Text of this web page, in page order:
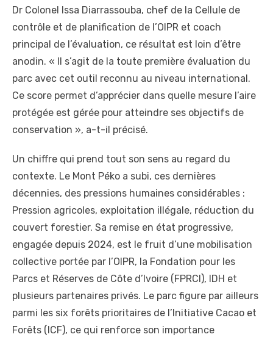
Dr Colonel Issa Diarrassouba, chef de la Cellule de
contrôle et de planification de l’OIPR et coach
principal de l’évaluation, ce résultat est loin d’être
anodin. « Il s’agit de la toute première évaluation du
parc avec cet outil reconnu au niveau international.
Ce score permet d’apprécier dans quelle mesure l’aire
protégée est gérée pour atteindre ses objectifs de
conservation », a-t-il précisé.
Un chiffre qui prend tout son sens au regard du
contexte. Le Mont Péko a subi, ces dernières
décennies, des pressions humaines considérables :
Pression agricoles, exploitation illégale, réduction du
couvert forestier. Sa remise en état progressive,
engagée depuis 2024, est le fruit d’une mobilisation
collective portée par l’OIPR, la Fondation pour les
Parcs et Réserves de Côte d’Ivoire (FPRCI), IDH et
plusieurs partenaires privés. Le parc figure par ailleurs
parmi les six forêts prioritaires de l’Initiative Cacao et
Forêts (ICF), ce qui renforce son importance